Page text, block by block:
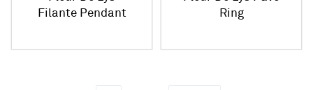
Filante Pendant
Ring